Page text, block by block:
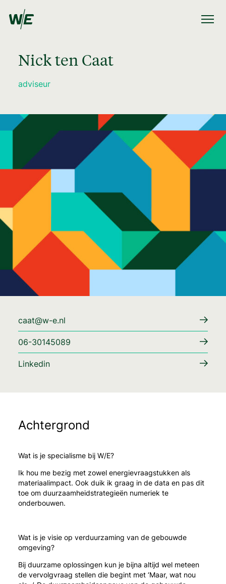
Nick ten Caat
adviseur
caat@w-e.nl
06-30145089
Linkedin
Achtergrond
Wat is je specialisme bij W/E?
Ik hou me bezig met zowel energievraagstukken als
materiaalimpact. Ook duik ik graag in de data en pas dit
toe om duurzaamheidstrategieën numeriek te
onderbouwen.
Wat is je visie op verduurzaming van de gebouwde
omgeving?
Bij duurzame oplossingen kun je bijna altijd wel meteen
de vervolgvraag stellen die begint met ‘Maar, wat nou